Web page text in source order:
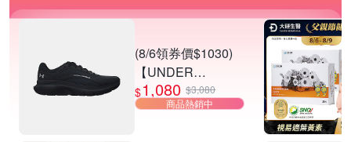
(8/6領券價$1030)
【UNDER
ARMOUR】UA
Charged Rogue 5
$1,080 $3,080
商品熱銷中